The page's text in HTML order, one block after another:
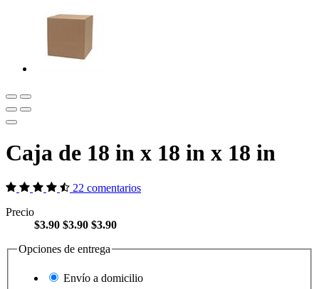
Caja de 18 in x 18 in x 18 in
22 comentarios
Precio
$3.90 $3.90 $3.90
Opciones de entrega
Envío a domicilio